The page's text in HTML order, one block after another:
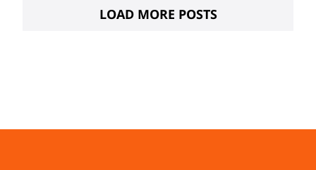
LOAD MORE POSTS